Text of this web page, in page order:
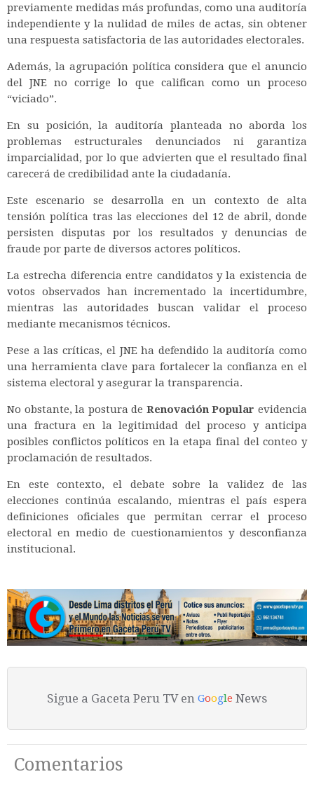
previamente medidas más profundas, como una auditoría
independiente y la nulidad de miles de actas, sin obtener
una respuesta satisfactoria de las autoridades electorales.
Además, la agrupación política considera que el anuncio
del JNE no corrige lo que califican como un proceso
“viciado”.
En su posición, la auditoría planteada no aborda los
problemas estructurales denunciados ni garantiza
imparcialidad, por lo que advierten que el resultado final
carecerá de credibilidad ante la ciudadanía.
Este escenario se desarrolla en un contexto de alta
tensión política tras las elecciones del 12 de abril, donde
persisten disputas por los resultados y denuncias de
fraude por parte de diversos actores políticos.
La estrecha diferencia entre candidatos y la existencia de
votos observados han incrementado la incertidumbre,
mientras las autoridades buscan validar el proceso
mediante mecanismos técnicos.
Pese a las críticas, el JNE ha defendido la auditoría como
una herramienta clave para fortalecer la confianza en el
sistema electoral y asegurar la transparencia.
No obstante, la postura de Renovación Popular evidencia
una fractura en la legitimidad del proceso y anticipa
posibles conflictos políticos en la etapa final del conteo y
proclamación de resultados.
En este contexto, el debate sobre la validez de las
elecciones continúa escalando, mientras el país espera
definiciones oficiales que permitan cerrar el proceso
electoral en medio de cuestionamientos y desconfianza
institucional.
Sigue a Gaceta Peru TV en Google News
Comentarios